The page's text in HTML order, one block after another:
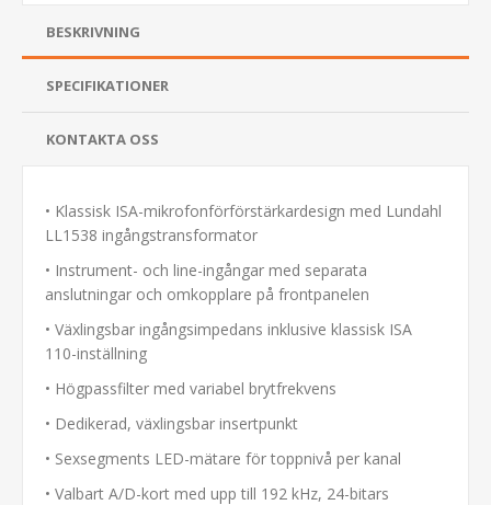
BESKRIVNING
SPECIFIKATIONER
KONTAKTA OSS
• Klassisk ISA-mikrofonförförstärkardesign med Lundahl
LL1538 ingångstransformator
• Instrument- och line-ingångar med separata
anslutningar och omkopplare på frontpanelen
• Växlingsbar ingångsimpedans inklusive klassisk ISA
110-inställning
• Högpassfilter med variabel brytfrekvens
• Dedikerad, växlingsbar insertpunkt
• Sexsegments LED-mätare för toppnivå per kanal
• Valbart A/D-kort med upp till 192 kHz, 24-bitars